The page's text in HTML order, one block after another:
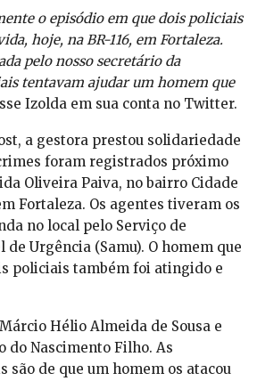
o episódio em que dois policiais
hoje, na BR-116, em Fortaleza.
pelo nosso secretário da
tentavam ajudar um homem que
Izolda em sua conta no Twitter.
a gestora prestou solidariedade
foram registrados próximo
Oliveira Paiva, no bairro Cidade
Fortaleza. Os agentes tiveram os
no local pelo Serviço de
Urgência (Samu). O homem que
policiais também foi atingido e
Hélio Almeida de Sousa e
do Nascimento Filho. As
são de que um homem os atacou